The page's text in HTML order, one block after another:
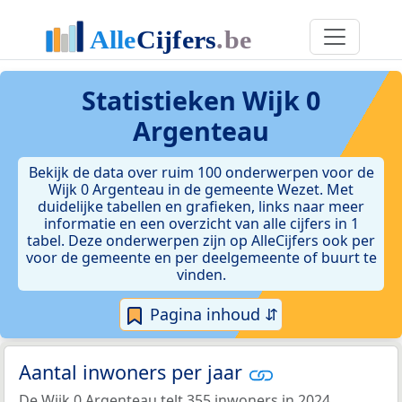
Statistieken Wijk 0
Argenteau
Bekijk de data over ruim 100 onderwerpen voor de
Wijk 0 Argenteau in de gemeente Wezet. Met
duidelijke tabellen en grafieken, links naar meer
informatie en een overzicht van alle cijfers in 1
tabel. Deze onderwerpen zijn op AlleCijfers ook per
voor de gemeente en per deelgemeente of buurt te
vinden.
Pagina inhoud ⇵
Aantal inwoners per jaar